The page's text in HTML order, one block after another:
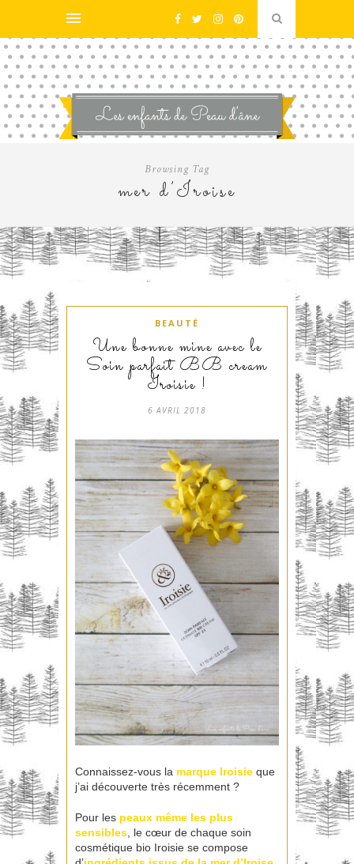
Browsing Tag
mer d’Iroise
BEAUTÉ
Une bonne mine avec le
Soin parfait BB cream
Iroisie !
6 AVRIL 2018
Connaissez-vous la marque Iroisie que
j’ai découverte très récemment ?
Pour les peaux même les plus
sensibles , le cœur de chaque soin
cosmétique bio Iroisie se compose